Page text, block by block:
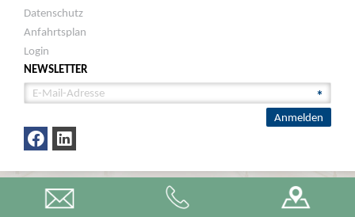
Datenschutz
Anfahrtsplan
Login
NEWSLETTER